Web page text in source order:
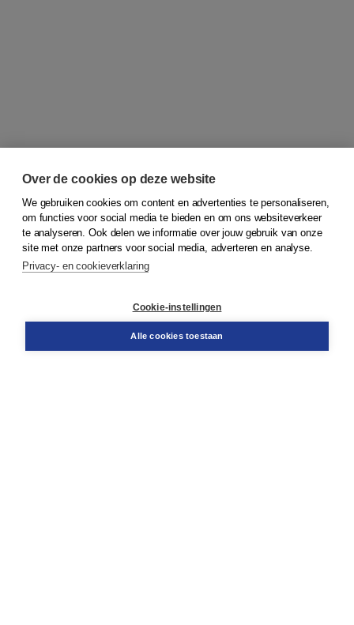
© 2026Koninklijke Boom uitgevers
Bestellen
Over de cookies op deze website
We gebruiken cookies om content en advertenties te personaliseren,
om functies voor social media te bieden en om ons websiteverkeer
te analyseren. Ook delen we informatie over jouw gebruik van onze
site met onze partners voor social media, adverteren en analyse.
Privacy- en cookieverklaring
Cookie-instellingen
Alle cookies toestaan